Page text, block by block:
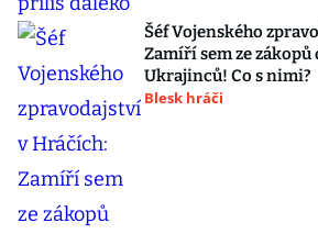
Šéf Vojenského
Zamíří sem ze
Ukrajinců! Co s nimi?
Blesk hráči